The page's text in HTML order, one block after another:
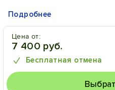
Подробнее
Цена от:
7 400 руб.
Бесплатная отмена